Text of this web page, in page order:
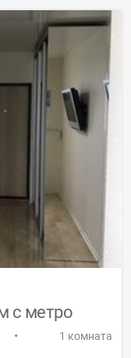
с метро
• 1 комната